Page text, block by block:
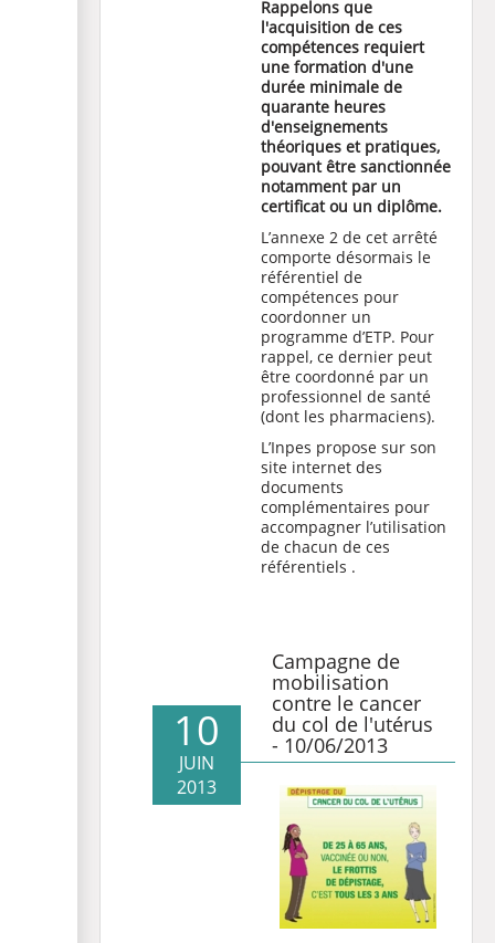
Rappelons que
l'acquisition de ces
compétences requiert
une formation d'une
durée minimale de
quarante heures
d'enseignements
théoriques et pratiques,
pouvant être sanctionnée
notamment par un
certificat ou un diplôme.
L’annexe 2 de cet arrêté
comporte désormais le
référentiel de
compétences pour
coordonner un
programme d’ETP. Pour
rappel, ce dernier peut
être coordonné par un
professionnel de santé
(dont les pharmaciens).
L’Inpes propose sur son
site internet des
documents
complémentaires pour
accompagner l’utilisation
de chacun de ces
référentiels .
Campagne de
mobilisation
contre le cancer
du col de l'utérus
- 10/06/2013
10
JUIN
2013